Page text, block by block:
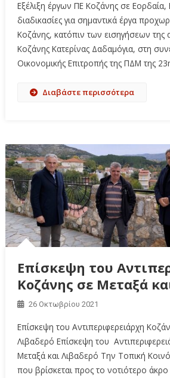
Εξέλιξη έργων ΠΕ Κοζάνης σε Εορδαία,
διαδικασίες για σημαντικά έργα
Κοζάνης, κατόπιν των εισηγήσεων της
Κοζάνης Κατερίνας Δαδαμόγια, στη
Οικονομικής Επιτροπής της ΠΔΜ της
Διαβάστε περισσότερα
Επίσκεψη του
Κοζάνης σε Μεταξά
26 Οκτωβρίου 2021
Επίσκεψη του Αντιπεριφερειάρχη
Λιβαδερό Επίσκεψη του
Μεταξά και Λιβαδερό Την Τοπική
που βρίσκεται προς το νοτιότερο